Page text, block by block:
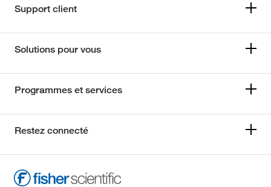
Support client
Solutions pour vous
Programmes et services
Restez connecté